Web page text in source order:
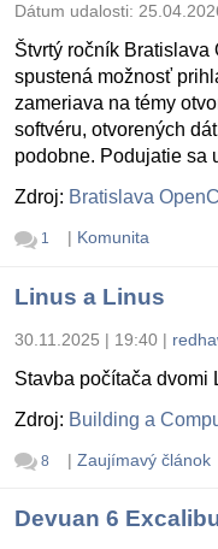
Dátum udalosti:
Štvrtý ročník Bratislava
spustená možnosť
zameriava na témy
softvéru, otvorených
podobne. Podujatie sa
Zdroj: Bratislava
1 | Komunita
Linus a Linus
30.11.2025 | 19:40 |
Stavba počítača dvomi
Zdroj: Building a
8 | Zaujímavý článok
Devuan 6